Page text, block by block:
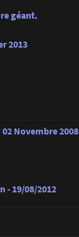
géant.
2013
Novembre 2008
- 19/08/2012